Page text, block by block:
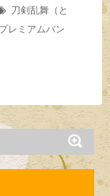
刀剣乱舞（と
プレミアムバン